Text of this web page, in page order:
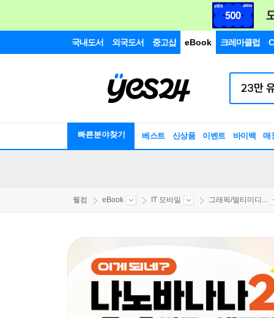
국내도서 외국도서 중고샵 eBook 크레마클럽
빠른분야찾기 베스트 신상품 이벤트 바이백 매
웰컴 eBook IT 모바일 그래픽/멀티미디...